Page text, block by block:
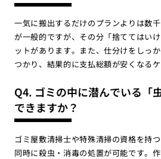
一気に搬出するだけのプランよりは数
が一般的ですが、その分「捨ててはい
ットがあります。また、仕分けをしっ
つかり、結果的に支払総額が安くなる
Q4. ゴミの中に潜んでいる「
できますか？
ゴミ屋敷清掃士や特殊清掃の資格を持
同時に殺虫・消毒の処置が可能です。